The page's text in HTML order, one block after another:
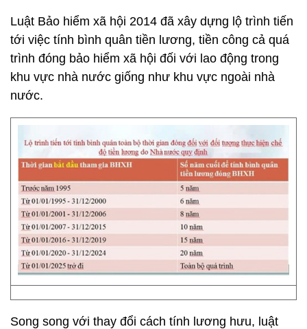
Luật Bảo hiểm xã hội 2014 đã xây dựng lộ trình tiến
tới việc tính bình quân tiền lương, tiền công cả quá
trình đóng bảo hiểm xã hội đối với lao động trong
khu vực nhà nước giống như khu vực ngoài nhà
nước.
Song song với thay đổi cách tính lương hưu, luật